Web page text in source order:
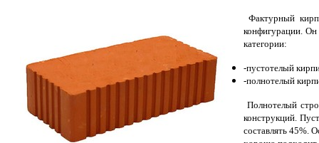
Фактурный
конфигурации.
категории:
-пустотелый
-полнотелый
Полнотелый
конструкций.
составлять 45%.